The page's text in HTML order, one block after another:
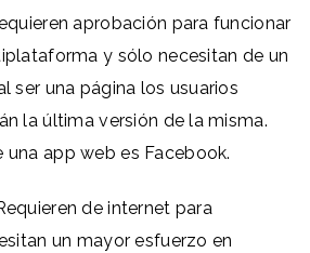
aprobación para funcionar
y sólo necesitan de un
ser una página los usuarios
la última versión de la misma.
una app web es Facebook.
de internet para
un mayor esfuerzo en